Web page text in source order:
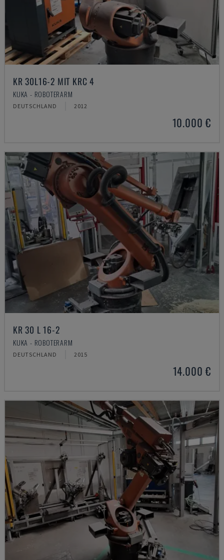
KR 30L16-2 MIT KRC 4
KUKA - ROBOTERARM
DEUTSCHLAND 2012
10.000 €
KR 30 L 16-2
KUKA - ROBOTERARM
DEUTSCHLAND 2015
14.000 €